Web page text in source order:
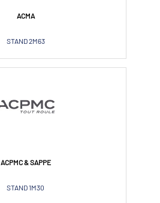
ACMA
STAND 2M63
ACPMC & SAPPE
STAND 1M30